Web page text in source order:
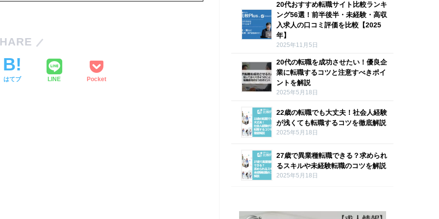
はてブ LINE Pocket
20代おすすめ転職サイト比較ランキ
ング56選！前半後半・未経験・高収
入求人の口コミ評価を比較【2025
年】
2025年11月5日
20代の転職を成功させたい！優良企
業に転職するコツと注意すべきポイ
ントを解説
2025年5月18日
22歳の転職でも大丈夫！社会人経験
が浅くても転職するコツを徹底解説
2025年5月18日
27歳で異業種転職できる？求められ
るスキルや未経験転職のコツを解説
2025年5月18日